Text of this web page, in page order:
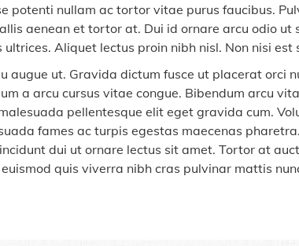
potenti nullam ac tortor vitae purus faucibus.
aenean et tortor at. Dui id ornare arcu odio
Aliquet lectus proin nibh nisl. Non nisi est
augue ut. Gravida dictum fusce ut placerat
a arcu cursus vitae congue. Bibendum arcu
pellentesque elit eget gravida cum.
fames ac turpis egestas maecenas
dui ut ornare lectus sit amet. Tortor at
quis viverra nibh cras pulvinar mattis